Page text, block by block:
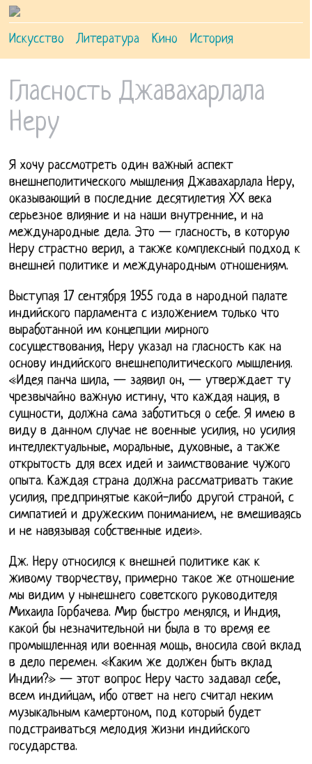
Искусство Литература Кино История
Гласность Джавахарлала
Неру
Я хочу рассмотреть один важный аспект
внешнеполитического мышления Джавахарлала Неру,
оказывающий в последние десятилетия XX века
серьезное влияние и на наши внутренние, и на
международные дела.Это — гласность, в которую
Неру страстно верил, а также комплексный подход к
внешней политике и международным отношениям.
Выступая 17 сентября 1955 года в народной палате
индийского парламента с изложением только что
выработанной им концепции мирного
сосуществования, Неру указал на гласность как на
основу индийского внешнеполитического мышления.
«Идея панча шила, — заявил он, — утверждает ту
чрезвычайно важную истину, что каждая нация, в
сущности, должна сама заботиться о себе. Я имею в
виду в данном случае не военные усилия, но усилия
интеллектуальные, моральные, духовные, а также
открытость для всех идей и заимствование чужого
опыта. Каждая страна должна рассматривать такие
усилия, предпринятые какой-либо другой страной, с
симпатией и дружеским пониманием, не вмешиваясь
и не навязывая собственные идеи».
Дж. Неру относился к внешней политике как к
живому творчеству, примерно такое же отношение
мы видим у нынешнего советского руководителя
Михаила Горбачева. Мир быстро менялся, и Индия,
какой бы незначительной ни была в то время ее
промышленная или военная мощь, вносила свой вклад
в дело перемен. «Каким же должен быть вклад
Индии?» — этот вопрос Неру часто задавал себе,
всем индийцам, ибо ответ на него считал неким
музыкальным камертоном, под который будет
подстраиваться мелодия жизни индийского
государства.